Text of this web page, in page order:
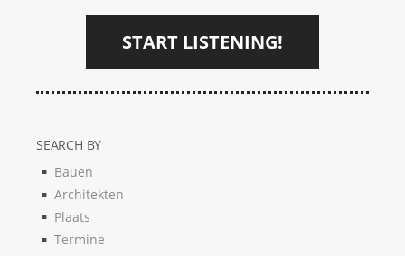
START LISTENING!
SEARCH BY
Bauen
Architekten
Plaats
Termine